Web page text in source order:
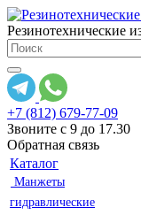
Резинотехнические
+7 (812) 679-77-09
Звоните с 9 до 17.30
Обратная связь
Каталог
Манжеты
гидравлические